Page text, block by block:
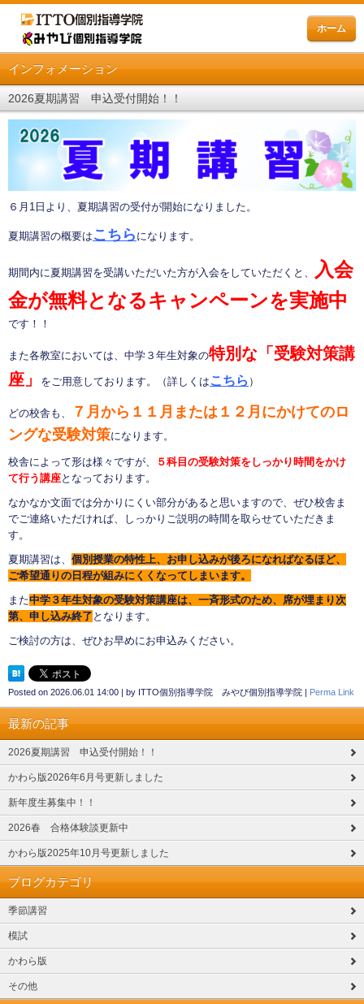
ホーム
インフォメーション
2026夏期講習 申込受付開始！！
６月1日より、夏期講習の受付が開始になりました。
夏期講習の概要は こちら になります。
期間内に夏期講習を受講いただいた方が入会をしていただくと、
入会
金が無料となるキャンペーンを実施中
です！！
また各教室においては、中学３年生対象の特別な「受験対策講
座」
をご用意しております。（詳しくは こちら ）
どの校舎も、
７月から１１月または１２月にかけてのロ
ングな受験対策になります。
校舎によって形は様々ですが、
５科目の受験対策をしっかり時間をかけ
て行う講座となっております。
なかなか文面では分かりにくい部分があると思いますので、ぜひ校舎ま
でご連絡いただければ、しっかりご説明の時間を取らせていただきま
す。
夏期講習は、 個別授業の特性上、お申し込みが後ろになればなるほど、
ご希望通りの日程が組みにくくなってしまいます。
また中学３年生対象の受験対策講座は、一斉形式のため、席が埋まり次
第、申し込み終了 となります。
ご検討の方は、ぜひお早めにお申込みください。
Posted on 2026.06.01 14:00 by ITTO個別指導学院 みやび個別指導学院 Perma Link
最新の記事
2026夏期講習 申込受付開始！！
かわら版2026年6月号更新しました
新年度生募集中！！
2026春 合格体験談更新中
かわら版2025年10月号更新しました
ブログカテゴリ
季節講習
模試
かわら版
その他